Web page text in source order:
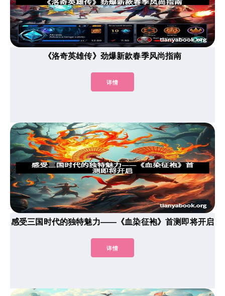
《洛奇英雄传》劲爆新款春季风尚指南
详情
感受三国时代的独特魅力——《血染征袍》首测即将开启
详情